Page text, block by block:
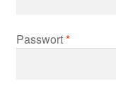
Passwort*